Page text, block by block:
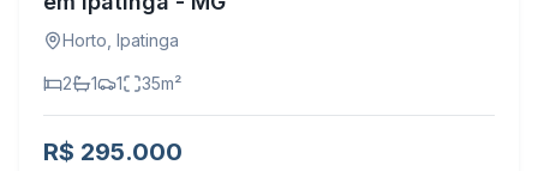
Horto Ipatinga
2 1 1 35m²
R$ 295.000